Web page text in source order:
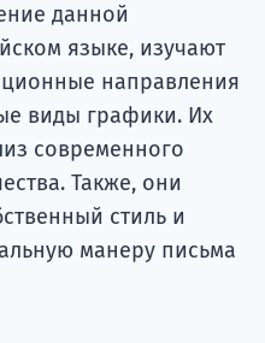
данной
языке, изучают
направления
виды графики. Их
современного
Также, они
стиль и
манеру письма